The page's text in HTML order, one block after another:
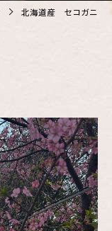
北海道産 セコガニ